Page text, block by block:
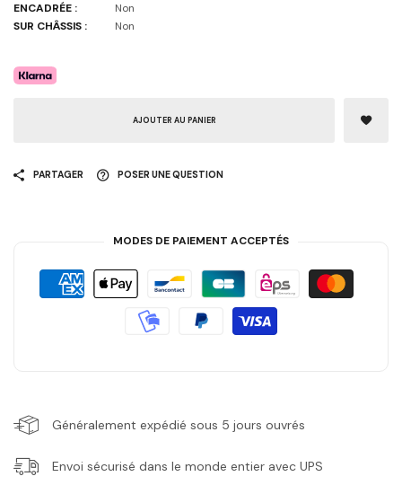
ENCADRÉE :
Non
SUR CHÂSSIS :
Non
AJOUTER AU PANIER
PARTAGER POSER UNE QUESTION
MODES DE PAIEMENT ACCEPTÉS
Généralement expédié sous 5 jours ouvrés
Envoi sécurisé dans le monde entier avec UPS